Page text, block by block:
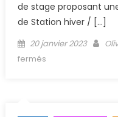
de stage proposant
de Station hiver / […]
Posted on
20 janvier 2023
fermés